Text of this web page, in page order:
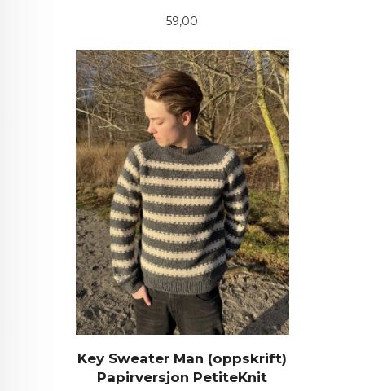
Pris
59,00
Key Sweater Man (oppskrift)
Papirversjon PetiteKnit